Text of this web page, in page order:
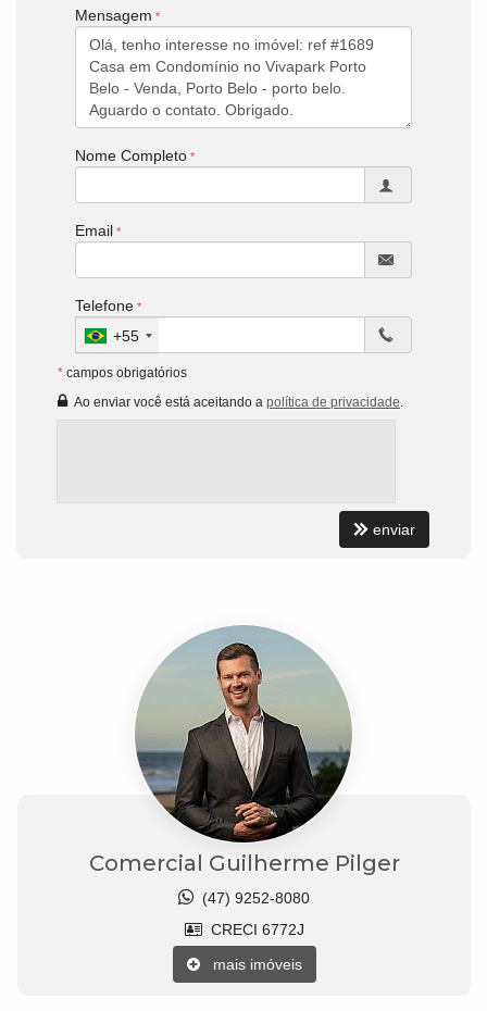
Mensagem
Nome Completo
Email
Telefone
+55
* campos obrigatórios
Ao enviar você está aceitando a política de privacidade
enviar
Comercial Guilherme Pilger
(47) 9252-8080
CRECI 6772J
mais imóveis